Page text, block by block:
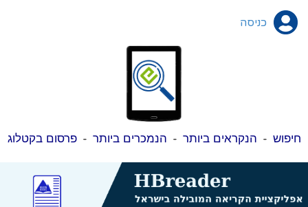
כניסה
חיפוש - הנקראים ביותר - הנמכרים ביותר -פרסום בקטלוג